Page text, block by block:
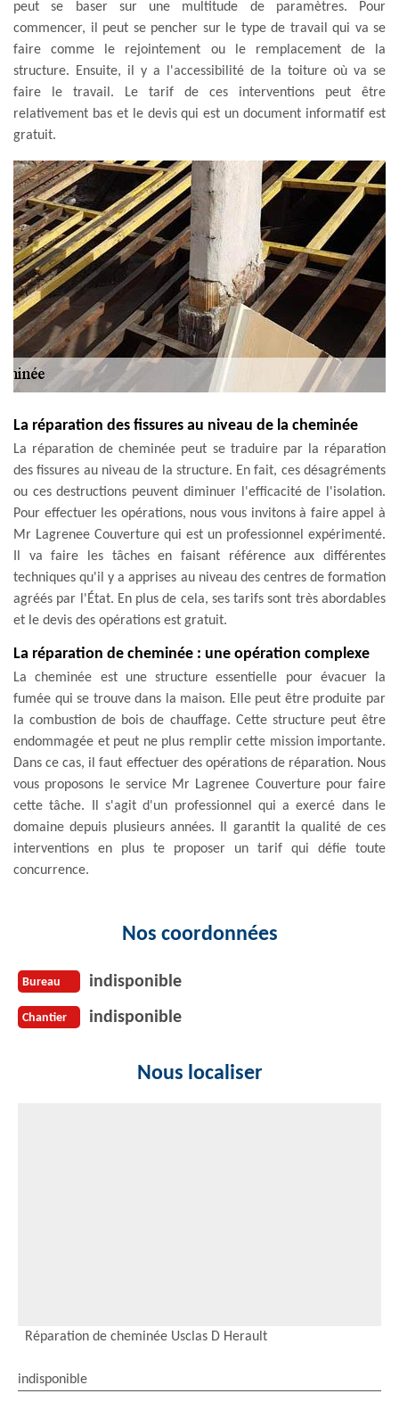
peut se baser sur une multitude de paramètres. Pour
commencer, il peut se pencher sur le type de travail qui va se
faire comme le rejointement ou le remplacement de la
structure. Ensuite, il y a l'accessibilité de la toiture où va se
faire le travail. Le tarif de ces interventions peut être
relativement bas et le devis qui est un document informatif est
gratuit.
La réparation des fissures au niveau de la cheminée
La réparation de cheminée peut se traduire par la réparation
des fissures au niveau de la structure. En fait, ces désagréments
ou ces destructions peuvent diminuer l'efficacité de l'isolation.
Pour effectuer les opérations, nous vous invitons à faire appel à
Mr Lagrenee Couverture qui est un professionnel expérimenté.
Il va faire les tâches en faisant référence aux différentes
techniques qu'il y a apprises au niveau des centres de formation
agréés par l'État. En plus de cela, ses tarifs sont très abordables
et le devis des opérations est gratuit.
La réparation de cheminée : une opération complexe
La cheminée est une structure essentielle pour évacuer la
fumée qui se trouve dans la maison. Elle peut être produite par
la combustion de bois de chauffage. Cette structure peut être
endommagée et peut ne plus remplir cette mission importante.
Dans ce cas, il faut effectuer des opérations de réparation. Nous
vous proposons le service Mr Lagrenee Couverture pour faire
cette tâche. Il s'agit d'un professionnel qui a exercé dans le
domaine depuis plusieurs années. Il garantit la qualité de ces
interventions en plus te proposer un tarif qui défie toute
concurrence.
Nos coordonnées
Bureau indisponible
Chantier indisponible
Nous localiser
Réparation de cheminée Usclas D Herault
indisponible